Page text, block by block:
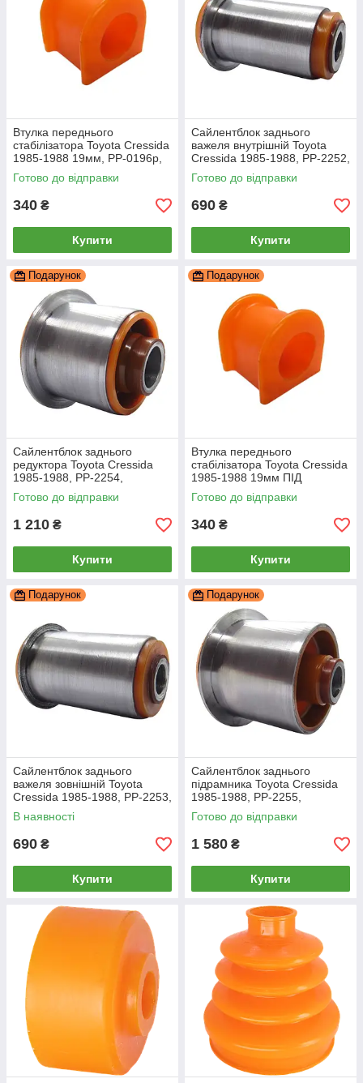
Втулка переднього
стабілізатора Toyota Cressida
1985-1988 19мм, PP-0196p,
поліуретан, PolyPro
Готово до відправки
340 ₴
Купити
Cайлентблок заднього
важеля внутрішній Toyota
Cressida 1985-1988, PP-2252,
поліуретан, PolyPro
Готово до відправки
690 ₴
Купити
Подарунок
Cайлентблок заднього
редуктора Toyota Cressida
1985-1988, PP-2254,
поліуретан, PolyPro
Готово до відправки
1 210 ₴
Купити
Подарунок
Втулка переднього
стабілізатора Toyota Cressida
1985-1988 19мм ПІД
ВИРОБІТКУ, PP-0196p,
поліуретан, PolyPro
Готово до відправки
340 ₴
Купити
Подарунок
Cайлентблок заднього
важеля зовнішній Toyota
Cressida 1985-1988, PP-2253,
поліуретан, PolyPro
В наявності
690 ₴
Купити
Подарунок
Cайлентблок заднього
підрамника Toyota Cressida
1985-1988, PP-2255,
поліуретан, PolyPro
Готово до відправки
1 580 ₴
Купити